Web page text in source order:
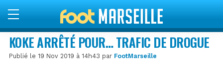
KOKE ARRÊTÉ POUR… TRAFIC DE DROGUE
Publié le 19 Nov 2019 à 14h43 par FootMarseille